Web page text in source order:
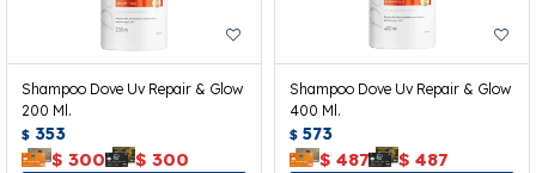
Shampoo Dove Uv Repair & Glow
200 Ml.
$ 353
$ 300 $ 300
Shampoo Dove Uv Repair & Glow
400 Ml.
$ 573
$ 487 $ 487